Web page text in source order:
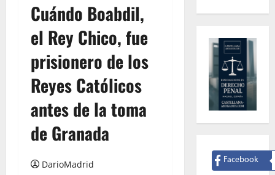
Cuándo Boabdil,
el Rey Chico, fue
prisionero de los
Reyes Católicos
antes de la toma
de Granada
DarioMadrid
Facebook